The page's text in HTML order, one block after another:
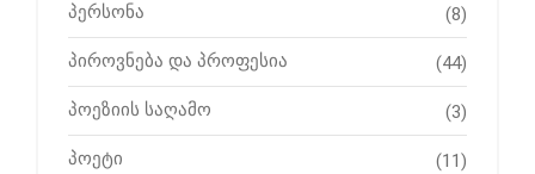
პერსონა (8)
პიროვნება და პროფესია (44)
პოეზიის საღამო (3)
პოეტი (11)